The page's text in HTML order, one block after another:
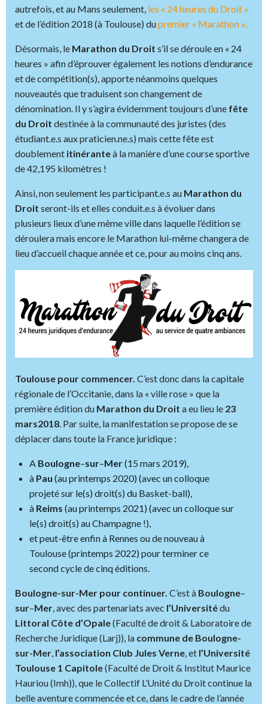
autrefois, et au Mans seulement, les « 24 heures du Droit »
et de l’édition 2018 (à Toulouse) dupremier « Marathon ».
Désormais, le Marathon du Droit s’il se déroule en « 24
heures » afin d’éprouver également les notions d’endurance
et de compétition(s), apporte néanmoins quelques
nouveautés que traduisent son changement de
dénomination. Il y s’agira évidemment toujours d’une fête
du Droit destinée à la communauté des juristes (des
étudiant.e.s aux praticien.ne.s) mais cette fête est
doublement itinéranteà la manière d’une course sportive
de 42,195 kilomètres !
Ainsi, non seulement les participant.e.s au Marathon du
Droit seront-ils et elles conduit.e.s à évoluer dans
plusieurs lieux d’une même ville dans laquelle l’édition se
déroulera mais encore le Marathon lui-même changera de
lieu d’accueil chaque année et ce, pour au moins cinq ans.
Toulouse pour commencer. C’est donc dans la capitale
régionale de l’Occitanie, dans la « ville rose » que la
première édition du Marathon du Droit a eu lieu le 23
mars2018 . Par suite, la manifestation se propose de se
déplacer dans toute la France juridique :
A Boulogne–sur–Mer(15 mars 2019),
à Pau (au printemps 2020) (avec un colloque
projeté sur le(s) droit(s) du Basket-ball),
à Reims (au printemps 2021) (avec un colloque sur
le(s) droit(s) au Champagne !),
et peut-être enfin à Rennes ou de nouveau à
Toulouse (printemps 2022) pour terminer ce
second cycle de cinq éditions.
Boulogne-sur-Mer pour continuer. C’est à Boulogne–
sur–Mer , avec des partenariats avec l’Universitédu
Littoral Côte d’Opale(Faculté de droit & Laboratoire de
Recherche Juridique (Larj)), la commune de Boulogne-
sur-Mer l’association Club Jules Verne , et l’Université
Toulouse 1 Capitole(Faculté de Droit & Institut Maurice
Hauriou (Imh)), que le Collectif L’Unité du Droit continue la
belle aventure commencée et ce, dans le cadre de l’année